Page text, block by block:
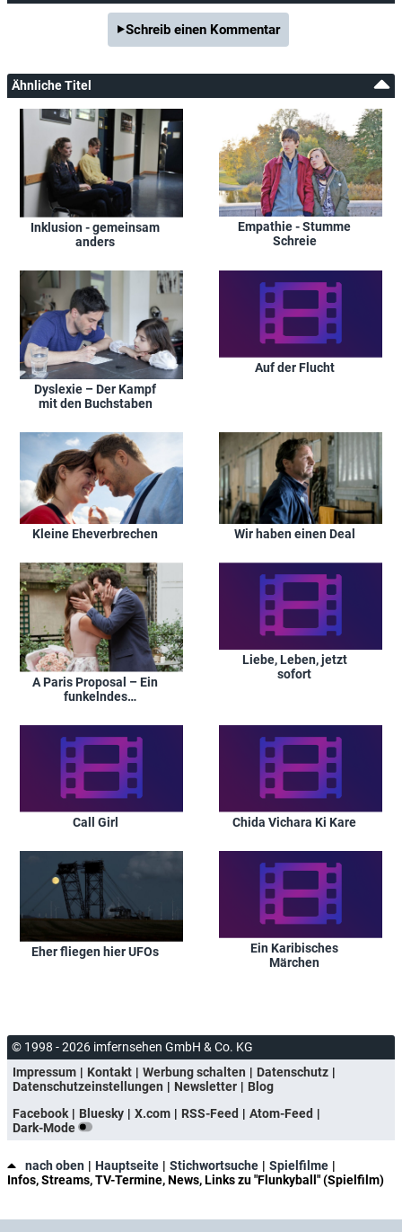
Schreib einen Kommentar
Ähnliche Titel
Inklusion - gemeinsam
anders
Empathie - Stumme
Schreie
Dyslexie – Der Kampf
mit den Buchstaben
Auf der Flucht
Kleine Eheverbrechen Wir haben einen Deal
A Paris Proposal – Ein
funkelndes
Liebe, Leben, jetzt
sofort
Call Girl Chida Vichara Ki Kare
Eher fliegen hier UFOs
Ein Karibisches
Märchen
© 1998 - 2026 imfernsehen GmbH & Co. KG
Impressum
Kontakt Werbung schalten
Datenschutz
Datenschutzeinstellungen
Newsletter
Blog
Facebook
Bluesky X.com RSS-Feed
Atom-Feed
Dark-Mode
nach oben Hauptseite Stichwortsuche
Spielfilme
Infos, Streams, TV-Termine, News, Links zu "Flunkyball" (Spielfilm)